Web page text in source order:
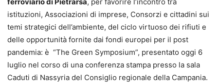
ferroviario di Pietrarsa, per favorire l’incontro tra
istituzioni, Associazioni di imprese, Consorzi e cittadini sui
temi strategici dell’ambiente, del ciclo virtuoso dei rifiuti e
delle opportunità fornite dai fondi europei per il post
pandemia: è “The Green Symposium”, presentato oggi 6
luglio nel corso di una conferenza stampa presso la sala
Caduti di Nassyria del Consiglio regionale della Campania.